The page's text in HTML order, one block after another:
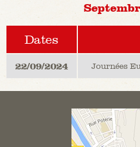
Dates
22/09/2024 Journées